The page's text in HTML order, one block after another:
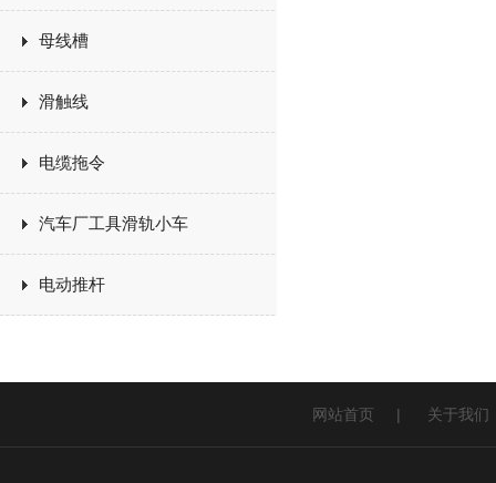
母线槽
滑触线
电缆拖令
汽车厂工具滑轨小车
电动推杆
网站首页 | 关于我们